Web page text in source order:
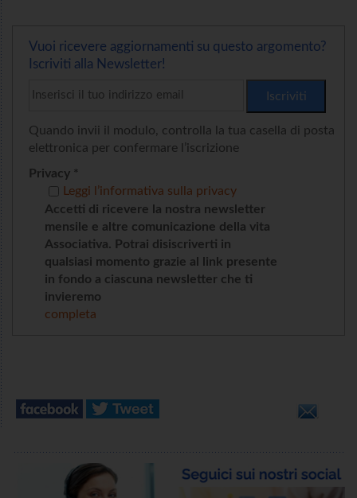
Vuoi ricevere aggiornamenti su questo argomento?
Iscriviti alla Newsletter!
Quando invii il modulo, controlla la tua casella di posta
elettronica per confermare l’iscrizione
Privacy *
Accetti di ricevere la nostra newsletter
mensile e altre comunicazione della vita
Associativa. Potrai disiscriverti in
qualsiasi momento grazie al link presente
in fondo a ciascuna newsletter che ti
invieremo
Leggi l’informativa sulla privacy
completa